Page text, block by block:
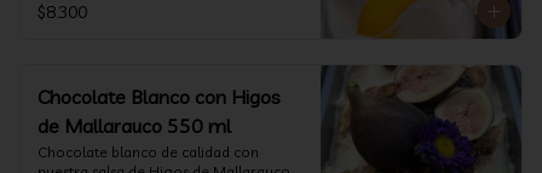
$8.300
Chocolate Blanco con Higos
de Mallarauco 550 ml
Chocolate blanco de calidad con